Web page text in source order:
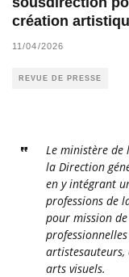
création
11/04/2026
REVUE DE PRESSE
Le ministère de
la Direction
en y intégrant
professions de
pour mission
artistesauteurs,
arts visuels.